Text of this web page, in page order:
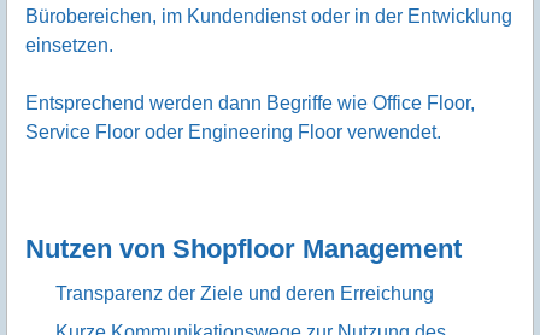
Bürobereichen, im Kundendienst oder in der Entwicklung
einsetzen.
Entsprechend werden dann Begriffe wie Office Floor,
Service Floor oder Engineering Floor verwendet.
Nutzen von Shopfloor Management
Transparenz der Ziele und deren Erreichung